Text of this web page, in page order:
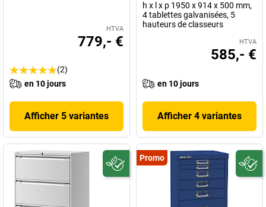
HTVA
779,- €
(2)
en 10 jours
Afficher 5 variantes
h x l x p 1950 x 914 x 500 mm,
4 tablettes galvanisées, 5
hauteurs de classeurs
HTVA
585,- €
en 10 jours
Afficher 4 variantes
Promo